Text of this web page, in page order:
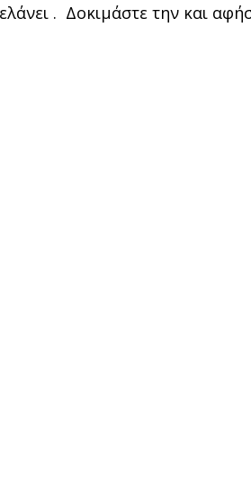
. Δοκιμάστε την και